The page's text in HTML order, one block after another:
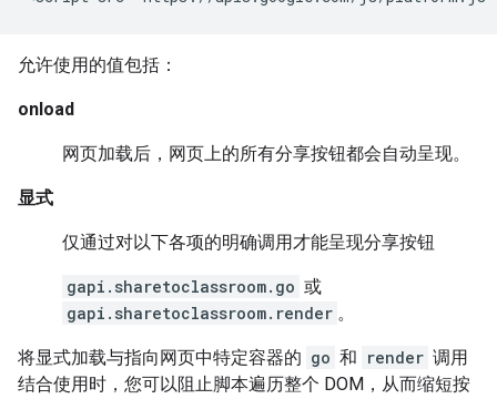
允许使用的值包括：
onload
网页加载后，网页上的所有分享按钮都会自动呈现。
显式
仅通过对以下各项的明确调用才能呈现分享按钮
gapi.sharetoclassroom.go 或
gapi.sharetoclassroom.render 。
将显式加载与指向网页中特定容器的 go 和 render 调用
结合使用时，您可以阻止脚本遍历整个 DOM，从而缩短按